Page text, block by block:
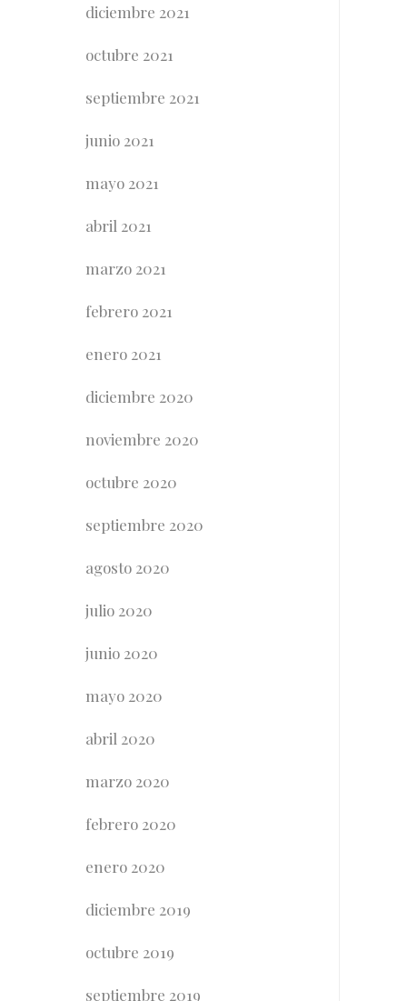
diciembre 2021
octubre 2021
septiembre 2021
junio 2021
mayo 2021
abril 2021
marzo 2021
febrero 2021
enero 2021
diciembre 2020
noviembre 2020
octubre 2020
septiembre 2020
agosto 2020
julio 2020
junio 2020
mayo 2020
abril 2020
marzo 2020
febrero 2020
enero 2020
diciembre 2019
octubre 2019
septiembre 2019